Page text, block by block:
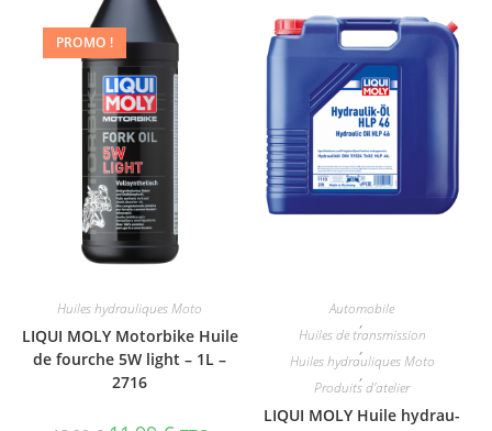
PROMO !
Huiles hydrauliques Moto
LIQUI MOLY Motorbike Huile
de fourche 5W light – 1L –
2716
Automobile
,
Huiles de transmission
,
Huiles hydrauliques Moto
,
Produits d'atelier
LIQUI MOLY Huile hydrau­